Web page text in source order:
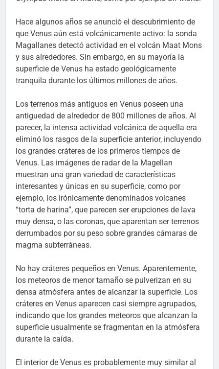
Hace algunos años se anunció el descubrimiento de
que Venus aún está volcánicamente activo: la sonda
Magallanes detectó actividad en el volcán Maat Mons
y sus alrededores. Sin embargo, en su mayoría la
superficie de Venus ha estado geológicamente
tranquila durante los últimos millones de años.
Los terrenos más antiguos en Venus poseen una
antiguedad de alrededor de 800 millones de años. Al
parecer, la intensa actividad volcánica de aquella era
eliminó los rasgos de la superficie anterior, incluyendo
los grandes cráteres de los primeros tiempos de
Venus. Las imágenes de radar de la Magellan
muestran una gran variedad de características
interesantes y únicas en su superficie, como por
ejemplo, los irónicamente denominados volcanes
“torta de harina”, que parecen ser erupciones de lava
muy densa, o las coronas, que aparentan ser terrenos
derrumbados por su peso sobre grandes cámaras de
magma subterráneas.
No hay cráteres pequeños en Venus. Aparentemente,
los meteoros de menor tamaño se pulverizan en su
densa atmósfera antes de alcanzar la superficie. Los
cráteres en Venus aparecen casi siempre agrupados,
indicando que los grandes meteoros que alcanzan la
superficie usualmente se fragmentan en la atmósfera
durante la caída.
El interior de Venus es probablemente muy similar al